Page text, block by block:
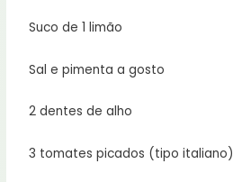
Suco de 1 limão
Sal e pimenta a gosto
2 dentes de alho
3 tomates picados (tipo italiano)